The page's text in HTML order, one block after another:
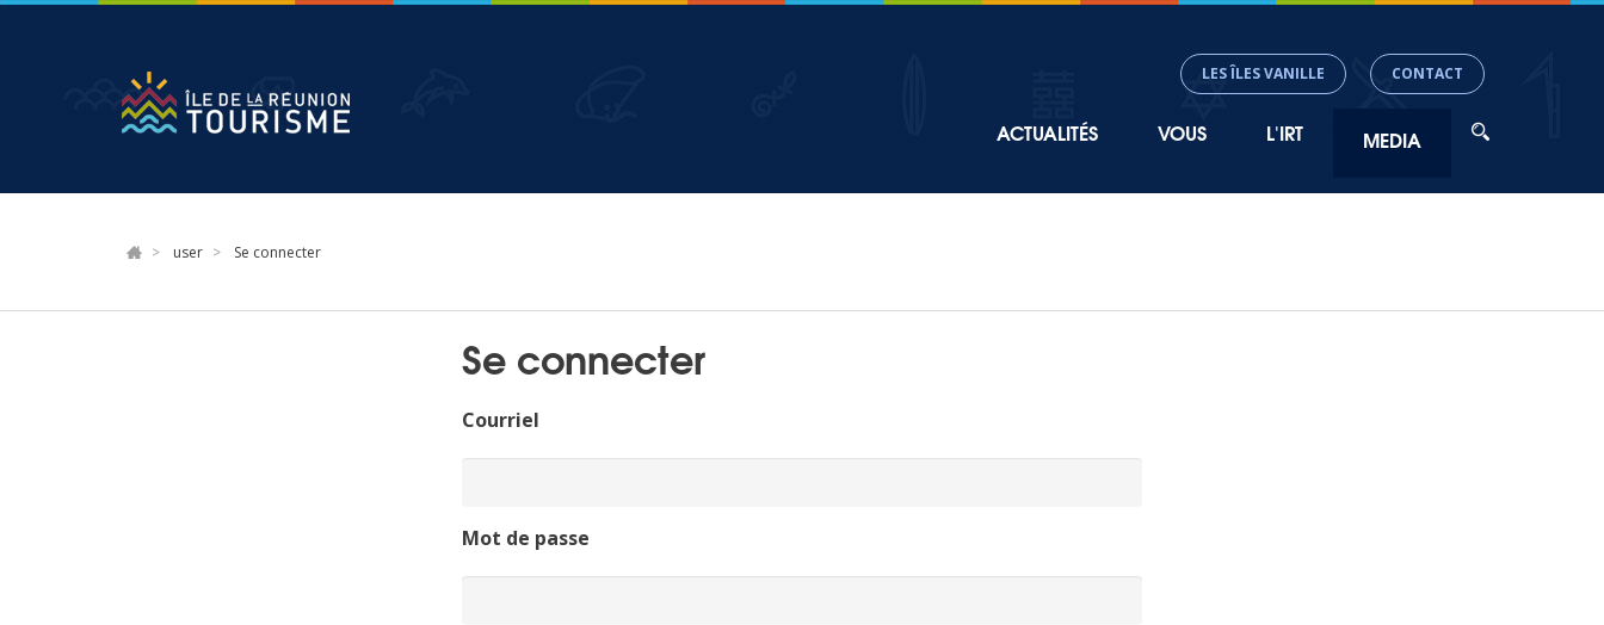
navigation
ACTUALITÉS VOUS L'IRT MEDIA
LES ÎLES VANILLE CONTACT
user Se connecter
Se connecter
Courriel
Mot de passe